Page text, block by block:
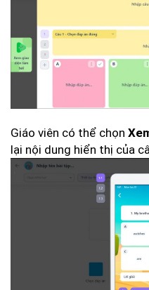
Giáo viên có thể chọn
lại nội dung hiển thị của